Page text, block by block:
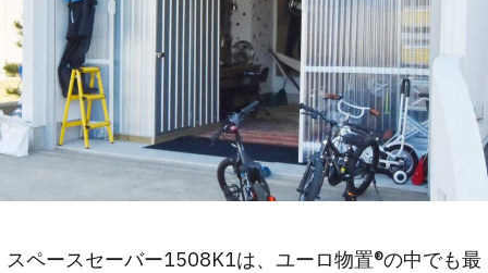
スペースセーバー1508K1は、ユーロ物置®の中でも最